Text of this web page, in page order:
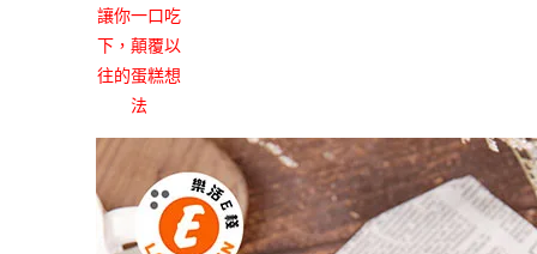
讓你一口吃
下，顛覆以
往的蛋糕想
法